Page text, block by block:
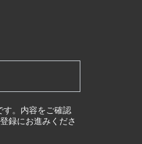
す。内容をご確認
録にお進みくださ